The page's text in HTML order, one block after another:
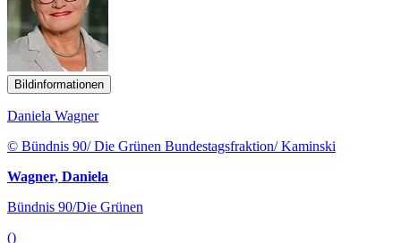
Bildinformationen
Daniela Wagner
© Bündnis 90/ Die Grünen Bundestagsfraktion/ Kaminski
Wagner, Daniela
Bündnis 90/Die Grünen
()